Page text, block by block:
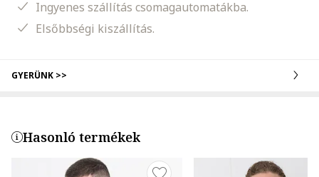
Ingyenes szállítás csomagautomatákba.
Elsőbbségi kiszállítás.
GYERÜNK >>
Hasonló termékek